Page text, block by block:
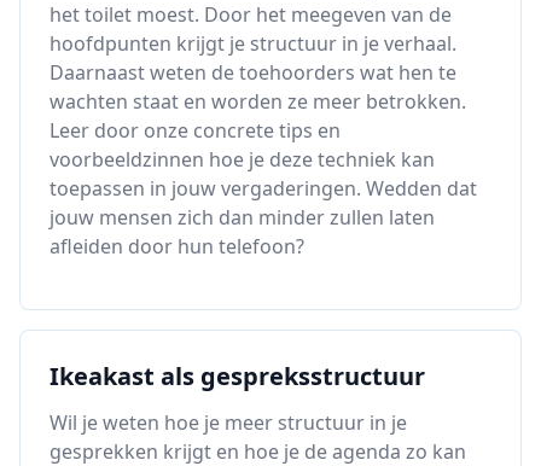
het toilet moest. Door het meegeven van de
hoofdpunten krijgt je structuur in je verhaal.
Daarnaast weten de toehoorders wat hen te
wachten staat en worden ze meer betrokken.
Leer door onze concrete tips en
voorbeeldzinnen hoe je deze techniek kan
toepassen in jouw vergaderingen. Wedden dat
jouw mensen zich dan minder zullen laten
afleiden door hun telefoon?
Ikeakast als gespreksstructuur
Wil je weten hoe je meer structuur in je
gesprekken krijgt en hoe je de agenda zo kan